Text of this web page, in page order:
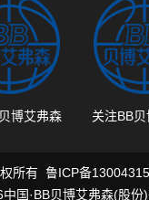
博艾弗森 关注BB
所有 鲁ICP备
国·BB贝博艾弗森(股